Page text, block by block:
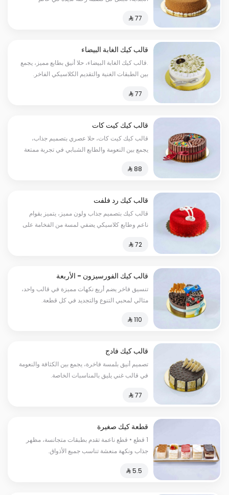
قالب كيك الغابة البيضاء
.قالب كيك الغابة البيضاء، حلا أنيق بطابع مميز، يجمع
بين الطبقات الغنية والتقديم الكلاسيكي الفاخر.
قالب كيك كيت كات
قالب كيك كيت كات، حلا عصري بتصميم جذاب،
يجمع بين النعومة والطابع الشبابي في تجربة ممتعة
قالب كيك رد فلفت
قالب كيك بتصميم جذاب ولون مميز، يتميز بقوام
ناعم وطابع كلاسيكي يضفي لمسة من الفخامة على
⁨⁦‪‬ 72⁩
قالب كيك الفورسيزون - الأربعة
مواسم
تنسيق فاخر يضم أربع نكهات مميزة في قالب واحد،
مثالي لمحبي التنوع والتجديد في كل قطعة.
قالب كيك فادج
تصميم أنيق بلمسة فاخرة، يجمع بين الكثافة والنعومة
في قالب غني يليق بالمناسبات الخاصة.
قطعة كيك صغيرة
1 قطع • قطع ناعمة تقدم بطبقات متجانسة، مظهر
جذاب ونكهة منعشة تناسب جميع الأذواق.